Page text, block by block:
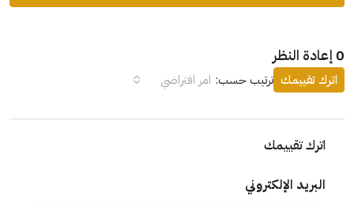
0 إعادة النظر
ترتيب حسب: امر افتراضي اترك تقييمك
اترك تقييمك
البريد الإلكتروني